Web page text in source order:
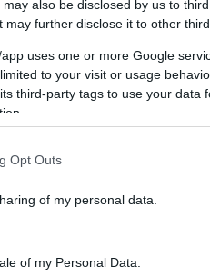
also be disclosed by us to
may further disclose it to other
uses one or more Google
to your visit or usage
third-party tags to use your data
Opt Outs
of my personal data.
of my Personal Data.